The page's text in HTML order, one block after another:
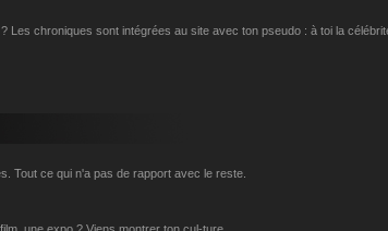
Les chroniques sont intégrées au site avec ton pseudo : à toi la
Tout ce qui n'a pas de rapport avec le reste.